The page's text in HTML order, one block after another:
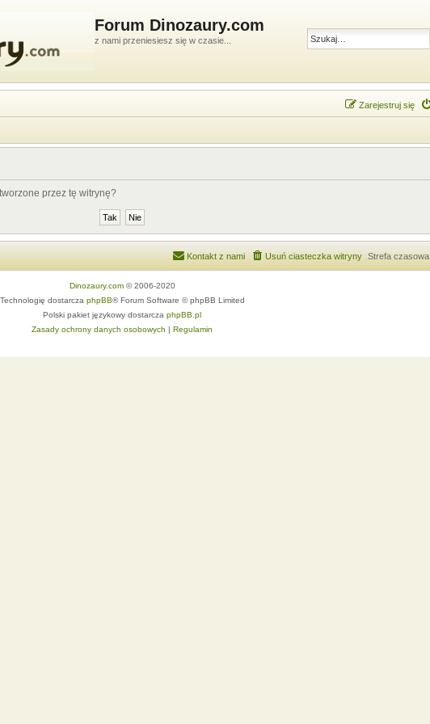
Forum Dinozaury.com
z nami przeniesiesz się w czasie...
Zarejestruj się
przez tę witrynę?
Strefa czasowa
Usuń ciasteczka witryny
Kontakt z nami
Dinozaury.com© 2006-2020
Technologię dostarcza phpBB® Forum Software © phpBB Limited
Polski pakiet językowy dostarcza phpBB.pl
Zasady ochrony danych osobowych | Regulamin